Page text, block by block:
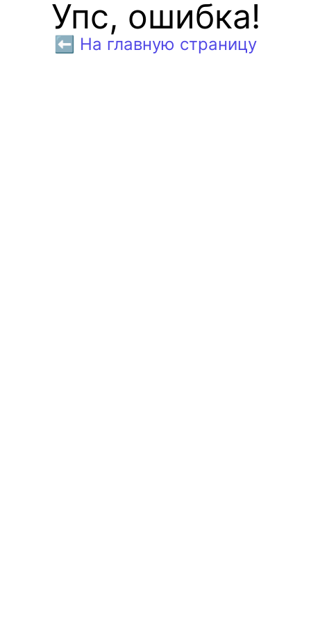
Упс, ошибка!
⬅️ На главную страницу